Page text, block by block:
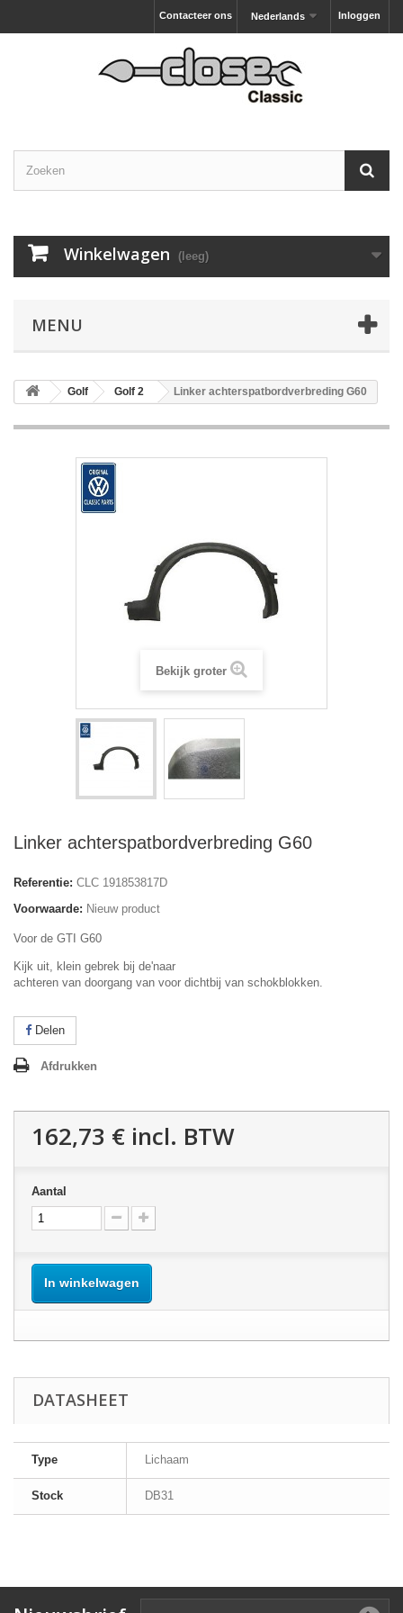
Inloggen
Nederlands
Contacteer ons
Winkelwagen (leeg)
MENU
Golf Golf 2 Linker achterspatbordverbreding G60
Bekijk groter
Linker achterspatbordverbreding G60
Referentie: CLC 191853817D
Voorwaarde: Nieuw product
Voor de GTI G60
Kijk uit, klein gebrek bij de'naar
achteren van doorgang van voor dichtbij van schokblokken.
Delen
Afdrukken
162,73 € incl. BTW
Aantal
In winkelwagen
DATASHEET
Type Lichaam
Stock DB31